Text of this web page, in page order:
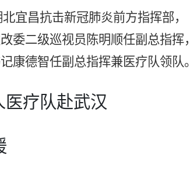
宜昌抗击新冠肺炎前方指挥部，
委二级巡视员陈明顺任副总指挥，
康德智任副总指挥兼医疗队领队。
医疗队赴武汉